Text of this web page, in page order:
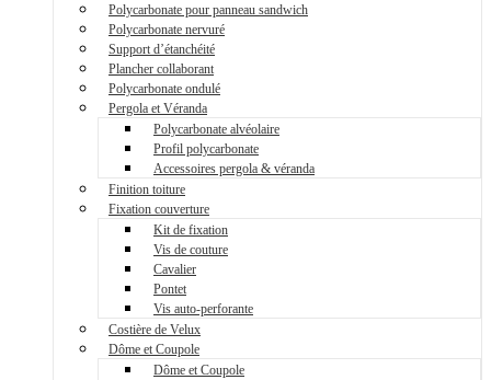
Polycarbonate pour panneau sandwich
Polycarbonate nervuré
Support d’étanchéité
Plancher collaborant
Polycarbonate ondulé
Pergola et Véranda
Polycarbonate alvéolaire
Profil polycarbonate
Accessoires pergola & véranda
Finition toiture
Fixation couverture
Kit de fixation
Vis de couture
Cavalier
Pontet
Vis auto-perforante
Costière de Velux
Dôme et Coupole
Dôme et Coupole